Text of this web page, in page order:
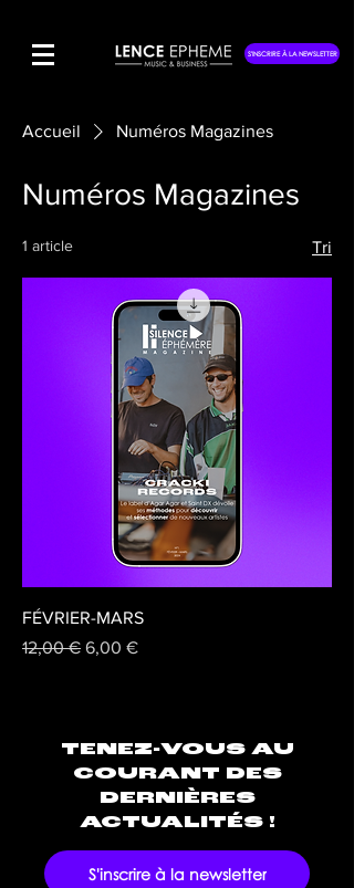
S'INSCRIRE À LA NEWSLETTER
Accueil Numéros Magazines
Numéros Magazines
1 article Tri
FÉVRIER-MARS
Prix original
12,00 € Prix promotionnel
6,00 €
TENEZ-VOUS AU
COURANT DES
DERNIÈRES
ACTUALITÉS !
S'inscrire à la newsletter